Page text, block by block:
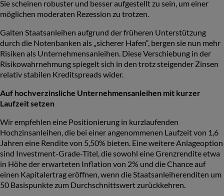
Sie scheinen robuster und besser aufgestellt zu sein, um einer
möglichen moderaten Rezession zu trotzen.
Galten Staatsanleihen aufgrund der früheren Unterstützung
durch die Notenbanken als „sicherer Hafen“, bergen sie nun mehr
Risiken als Unternehmensanleihen. Diese Verschiebung in der
Risikowahrnehmung spiegelt sich in den trotz steigender Zinsen
relativ stabilen Kreditspreads wider.
Auf hochverzinsliche Unternehmensanleihen mit kurzer
Laufzeit setzen
Wir empfehlen eine Positionierung in kurzlaufenden
Hochzinsanleihen, die bei einer angenommenen Laufzeit von 1,6
Jahren eine Rendite von 5,50% bieten. Eine weitere Anlageoption
sind Investment-Grade-Titel, die sowohl eine Grenzrendite etwa
in Höhe der erwarteten Inflation von 2% und die Chance auf
einen Kapitalertrag eröffnen, wenn die Staatsanleiherenditen um
50 Basispunkte zum Durchschnittswert zurückkehren.